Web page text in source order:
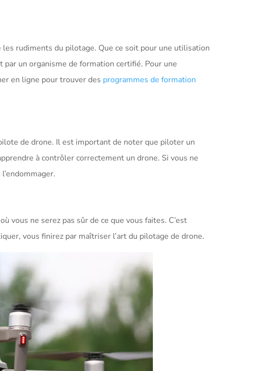
rudiments du pilotage. Que ce soit pour une utilisation
un organisme de formation certifié. Pour une
en ligne pour trouver des programmes de formation
de drone. Il est important de noter que piloter un
à contrôler correctement un drone. Si vous ne
ne serez pas sûr de ce que vous faites. C’est
vous finirez par maîtriser l’art du pilotage de drone.